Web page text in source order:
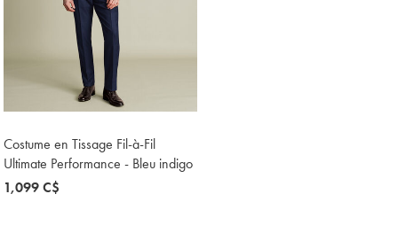
Costume en Tissage Fil-à-Fil
Ultimate Performance - Bleu indigo
now
1,099 C$